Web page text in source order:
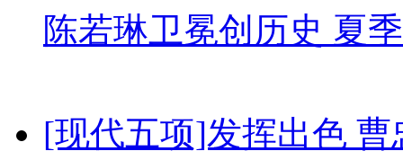
陈若琳卫冕创历史 夏
[现代五项]发挥出色